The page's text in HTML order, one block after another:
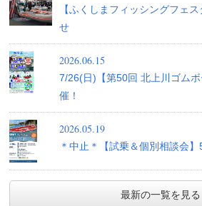
【ふくしまフィッシングフェ
せ
2026.06.15
7/26(日)【第50回 北上川ゴム
催！
2026.05.19
＊中止＊【試乗＆個別相談会】
最新の一覧を見る